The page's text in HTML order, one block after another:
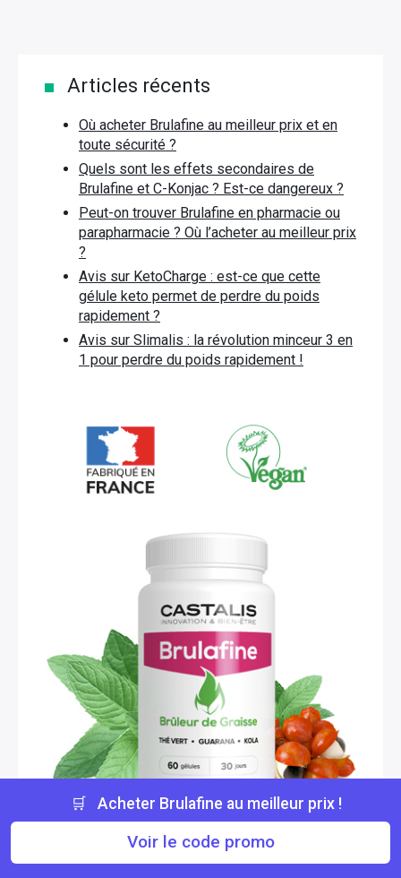
Articles récents
Où acheter Brulafine au meilleur prix et en
toute sécurité ?
Quels sont les effets secondaires de
Brulafine et C-Konjac ? Est-ce dangereux ?
Peut-on trouver Brulafine en pharmacie ou
parapharmacie ? Où l’acheter au meilleur prix
?
Avis sur KetoCharge : est-ce que cette
gélule keto permet de perdre du poids
rapidement ?
Avis sur Slimalis : la révolution minceur 3 en
1 pour perdre du poids rapidement !
🛒 Acheter Brulafine au meilleur prix !
Voir le code promo